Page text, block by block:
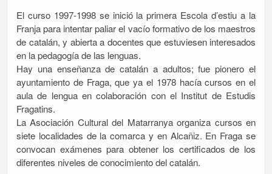
El curso 1997-1998 se inició la primera Escola d’estiu a la
Franja para intentar paliar el vacío formativo de los maestros
de catalán, y abierta a docentes que estuviesen interesados
en la pedagogía de las lenguas.
Hay una enseñanza de catalán a adultos; fue pionero el
ayuntamiento de Fraga, que ya el 1978 hacía cursos en el
aula de lengua en colaboración con el Institut de Estudis
Fragatins.
La Asociación Cultural del Matarranya organiza cursos en
siete localidades de la comarca y en Alcañiz. En Fraga se
convocan exámenes para obtener los certificados de los
diferentes niveles de conocimiento del catalán.